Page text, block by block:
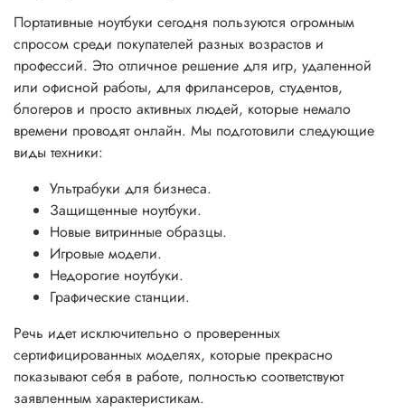
Портативные ноутбуки сегодня пользуются огромным
спросом среди покупателей разных возрастов и
профессий. Это отличное решение для игр, удаленной
или офисной работы, для фрилансеров, студентов,
блогеров и просто активных людей, которые немало
времени проводят онлайн. Мы подготовили следующие
виды техники:
Ультрабуки для бизнеса.
Защищенные ноутбуки.
Новые витринные образцы.
Игровые модели.
Недорогие ноутбуки.
Графические станции.
Речь идет исключительно о проверенных
сертифицированных моделях, которые прекрасно
показывают себя в работе, полностью соответствуют
заявленным характеристикам.